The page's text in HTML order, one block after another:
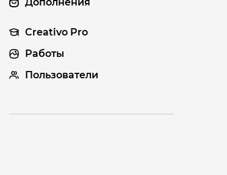
Creativo Pro
Работы
Пользователи